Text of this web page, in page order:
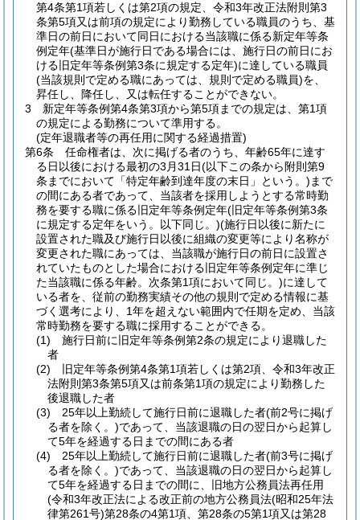
第4条第1項若しくは第2項の規定、令和3年改正法附則第3
条第5項又は前項の規定により勤務している職員のうち、基
準日の前日において同日における当該職に係る新定年等条
例定年(基準日が施行日である場合には、施行日の前日にお
ける旧定年等条例第3条に規定する定年)に達している職員
(当該規則で定める職にあっては、規則で定める職員)を、
昇任し、降任し、又は転任することができない。
3
新定年等条例第4条第3項から第5項までの規定は、第1項
の規定による勤務について準用する。
(定年退職者等の再任用に関する経過措置)
第6条
任命権者は、次に掲げる者のうち、年齢65年に達す
る日以後における最初の3月31日(以下この条から附則第9
条までにおいて「特定年齢到達年度の末日」という。) まで
の間にある者であって、当該者を採用しようとする常時勤
務を要する職に係る旧定年等条例定年(旧定年等条例第3条
に規定する定年をいう。以下同じ。)(施行日以後に新たに
設置された職及び施行日以後に組織の変更等により名称が
変更された職にあっては、当該職が施行日の前日に設置さ
れていたものとした場合における旧定年等条例定年に準じ
た当該職に係る年齢。次条第1項において同じ。)に達して
いる者を、従前の勤務実績その他の規則で定める情報に基
づく選考により、1年を超えない範囲内で任期を定め、当該
常時勤務を要する職に採用することができる。
(1)
施行日前に旧定年等条例第2条の規定により退職した
者
(2)
旧定年等条例第4条第1項若しくは第2項、令和3年改正
法附則第3条第5項又は前条第1項の規定により勤務した
後退職した者
(3)
25年以上勤続して施行日前に退職した者(前2号に掲げ
る者を除く。)であって、当該退職の日の翌日から起算し
て5年を経過する日までの間にある者
(4)
25年以上勤続して施行日前に退職した者(前3号に掲げ
る者を除く。)であって、当該退職の日の翌日から起算し
て5年を経過する日までの間に、旧地方公務員法再任用
(令和3年改正法による改正前の地方公務員法(昭和25年法
律第261号)第28条の4第1項、第28条の5第1項又は第28